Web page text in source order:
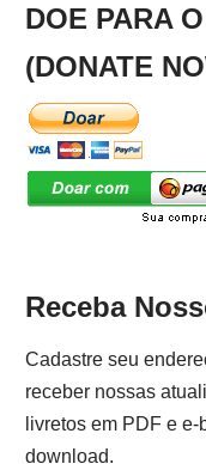
DOE PARA
(DONATE
Receba
Cadastre seu
receber nossas
livretos em PDF e e-
download.